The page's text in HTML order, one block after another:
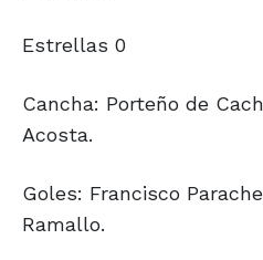
Estrellas 0
Cancha: Porteño de
Acosta.
Goles: Francisco
Ramallo.